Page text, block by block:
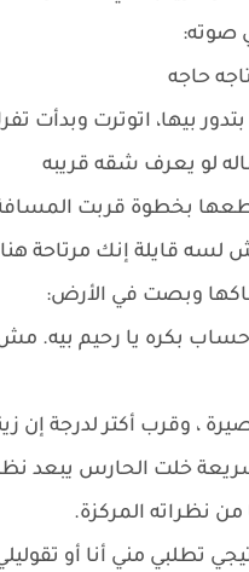
صوته:
حاجه
بيها، اتوترت وبدأت
لو يعرف شقه قريبه
بخطوة قربت المسافة
لسه قايلة إنك مرتاحة
وبصت في الأرض:
حساب بكره يا رحيم بيه.
، وقرب أكتر لدرجة إن
خلت الحارس يبعد نظره
نظراته المركزة.
تطلبي مني أنا أو